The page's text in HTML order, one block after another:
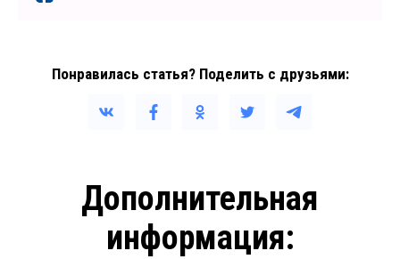
Понравилась статья? Поделить с друзьями:
Дополнительная
информация: